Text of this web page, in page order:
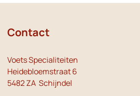
Contact
Voets Specialiteiten
Heidebloemstraat 6
5482 ZA Schijndel